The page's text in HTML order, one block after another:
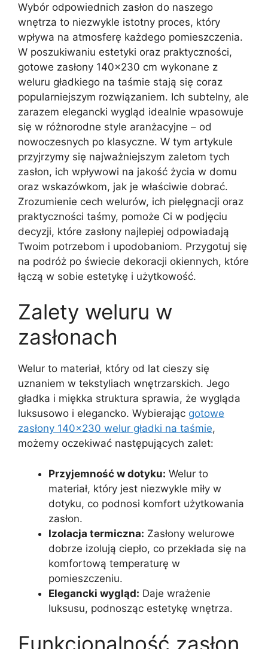
Wybór odpowiednich zasłon do naszego
wnętrza to niezwykle istotny proces, który
wpływa na atmosferę każdego pomieszczenia.
W poszukiwaniu estetyki oraz praktyczności,
gotowe zasłony 140×230 cm wykonane z
weluru gładkiego na taśmie stają się coraz
popularniejszym rozwiązaniem. Ich subtelny, ale
zarazem elegancki wygląd idealnie wpasowuje
się w różnorodne style aranżacyjne – od
nowoczesnych po klasyczne. W tym artykule
przyjrzymy się najważniejszym zaletom tych
zasłon, ich wpływowi na jakość życia w domu
oraz wskazówkom, jak je właściwie dobrać.
Zrozumienie cech welurów, ich pielęgnacji oraz
praktyczności taśmy, pomoże Ci w podjęciu
decyzji, które zasłony najlepiej odpowiadają
Twoim potrzebom i upodobaniom. Przygotuj się
na podróż po świecie dekoracji okiennych, które
łączą w sobie estetykę i użytkowość.
Zalety weluru w
zasłonach
Welur to materiał, który od lat cieszy się
uznaniem w tekstyliach wnętrzarskich. Jego
gładka i miękka struktura sprawia, że wygląda
luksusowo i elegancko. Wybierając gotowe
zasłony 140×230 welur gładki na taśmie,
możemy oczekiwać następujących zalet:
Przyjemność w dotyku: Welur to
materiał, który jest niezwykle miły w
dotyku, co podnosi komfort użytkowania
zasłon.
Izolacja termiczna: Zasłony welurowe
dobrze izolują ciepło, co przekłada się na
komfortową temperaturę w
pomieszczeniu.
Elegancki wygląd: Daje wrażenie
luksusu, podnosząc estetykę wnętrza.
Funkcjonalność zasłon